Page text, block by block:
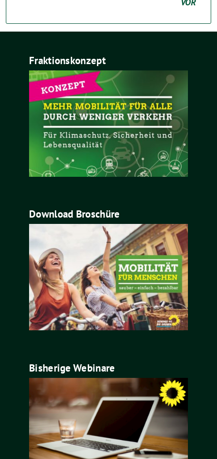
Fraktionskonzept
Download Broschüre
Bisherige Webinare